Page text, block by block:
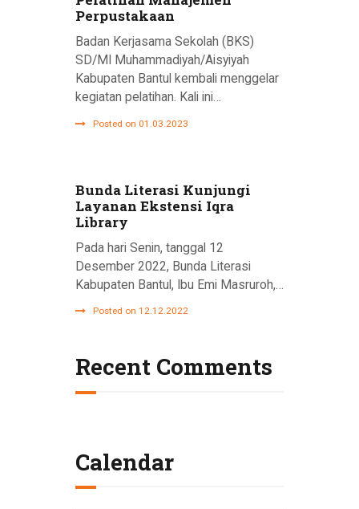
Perpustakaan
Badan Kerjasama Sekolah (BKS)
SD/MI Muhammadiyah/Aisyiyah
Kabupaten Bantul kembali menggelar
kegiatan pelatihan. Kali ini…
Posted on 01.03.2023
Bunda Literasi Kunjungi
Layanan Ekstensi Iqra
Library
Pada hari Senin, tanggal 12
Desember 2022, Bunda Literasi
Kabupaten Bantul, Ibu Emi Masruroh,…
Posted on 12.12.2022
Recent Comments
Calendar